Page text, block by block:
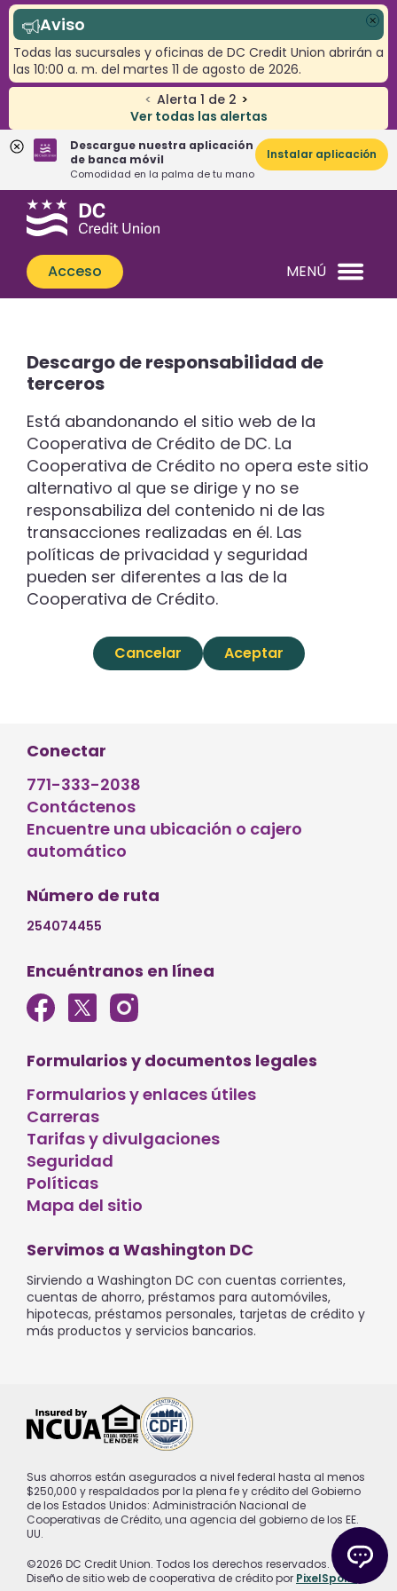
< Alerta 1 de 2 >
Ver todas las alertas
Aviso
Todas las sucursales y oficinas de DC Credit Union abrirán a
las 10:00 a. m. del martes 11 de agosto de 2026.
Descargue nuestra aplicación
de banca móvil
Comodidad en la palma de tu mano
Instalar aplicación
Saltar
Saltar
sesión
web
¿Qué
podemos
ayudarle
a
Acceso MENÚ
Descargo de responsabilidad de
terceros
Está abandonando el sitio web de la
Cooperativa de Crédito de DC. La
Cooperativa de Crédito no opera este sitio
alternativo al que se dirige y no se
responsabiliza del contenido ni de las
transacciones realizadas en él. Las
políticas de privacidad y seguridad
pueden ser diferentes a las de la
Cooperativa de Crédito.
Cancelar Aceptar
Conectar
771-333-2038
Contáctenos
Encuentre una ubicación o cajero
automático
Número de ruta
254074455
Encuéntranos en línea
Formularios y documentos legales
Formularios y enlaces útiles
Carreras
Tarifas y divulgaciones
Seguridad
Políticas
Mapa del sitio
Servimos a Washington DC
Sirviendo a Washington DC con cuentas corrientes,
cuentas de ahorro, préstamos para automóviles,
hipotecas, préstamos personales, tarjetas de crédito y
más productos y servicios bancarios.
Sus ahorros están asegurados a nivel federal hasta al menos
$250,000 y respaldados por la plena fe y crédito del Gobierno
de los Estados Unidos: Administración Nacional de
Cooperativas de Crédito, una agencia del gobierno de los EE.
UU.
©2026 DC Credit Union. Todos los derechos reservados.
Diseño de sitio web de cooperativa de crédito por PixelSpoke